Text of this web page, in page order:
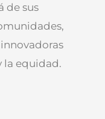
de sus
la equidad.